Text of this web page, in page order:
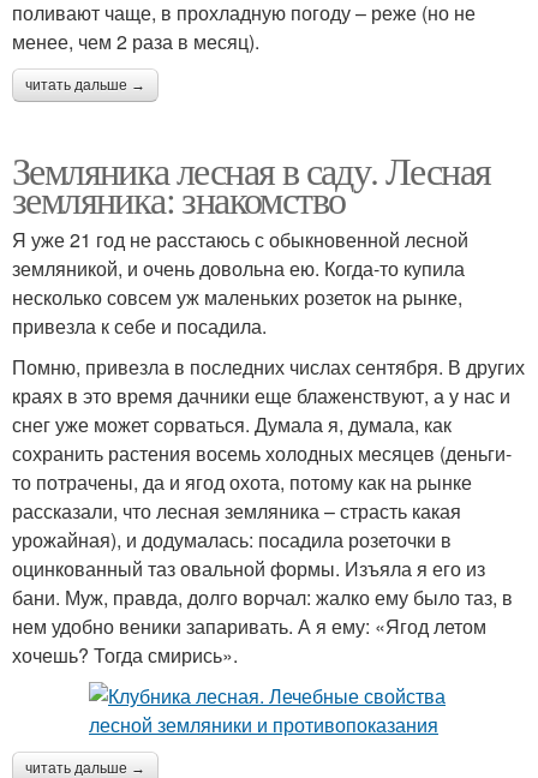
поливают чаще, в прохладную погоду – реже (но не
менее, чем 2 раза в месяц).
читать дальше →
Земляника лесная в саду. Лесная
земляника: знакомство
Я уже 21 год не расстаюсь с обыкновенной лесной
земляникой, и очень довольна ею. Когда-то купила
несколько совсем уж маленьких розеток на рынке,
привезла к себе и посадила.
Помню, привезла в последних числах сентября. В других
краях в это время дачники еще блаженствуют, а у нас и
снег уже может сорваться. Думала я, думала, как
сохранить растения восемь холодных месяцев (деньги-
то потрачены, да и ягод охота, потому как на рынке
рассказали, что лесная земляника – страсть какая
урожайная), и додумалась: посадила розеточки в
оцинкованный таз овальной формы. Изъяла я его из
бани. Муж, правда, долго ворчал: жалко ему было таз, в
нем удобно веники запаривать. А я ему: «Ягод летом
хочешь? Тогда смирись».
читать дальше →